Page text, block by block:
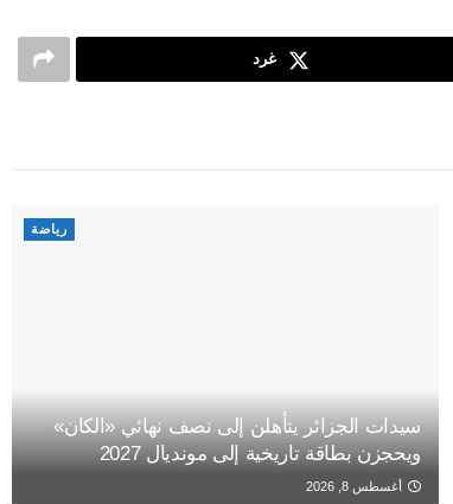
غرد
رياضة
سيدات الجزائر يتأهلن إلى نصف نهائي «الكان»
ويحجزن بطاقة تاريخية إلى مونديال 2027
أغسطس 8, 2026